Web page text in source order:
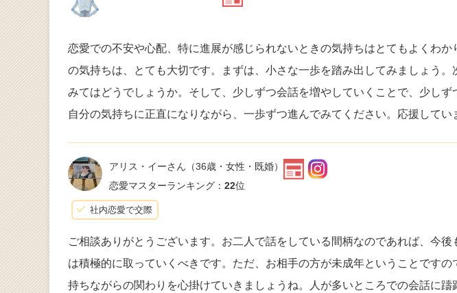
恋愛での不安や心配、特に進展が感じられないときの気持ちはとてもよくわ
の気持ちは、とても大切です。まずは、小さな一歩を踏み出してみましょう
みてはどうでしょうか。そして、少しずつ会話を増やしていくことで、少しず
自分の気持ちに正直になりながら、一歩ずつ進んでみてください。応援してい
アリス・イーさん （36歳・女性・既婚）
恋愛マスターランキング： 22位
社内恋愛で交際
ご相談ありがとうございます。お二人で話をしている間柄なのであれば、今
は積極的に取っていくべきです。ただ、お相手の方が未成年ということです
持ちながらの関わりを心掛けていきましょうね。人が多いところでの会話に